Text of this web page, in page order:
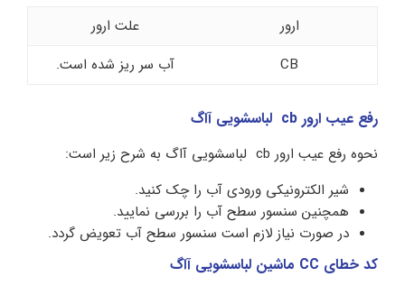
ارور
علت ارور
CB
آب سر ریز شده است.
رفع عیب ارور cb لباسشویی آاگ
نحوه رفع عیب ارور cb لباسشویی آاگ به شرح زیر است:
شیر الکترونیکی ورودی آب را چک کنید.
همچنین سنسور سطح آب را بررسی نمایید.
در صورت نیاز لازم است سنسور سطح آب تعویض گردد.
کد خطای CC ماشین لباسشویی آاگ